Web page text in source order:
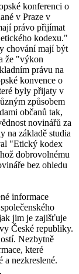
konferenci o
v Praze v
právo přijímat
kodexu."
chování mají být
že "výkon
právu na
konvence o
byly přijaty v
způsobem
občanů tak,
novinářů za
na základě studia
"Etický kodex
dobrovolnému
bez ohledu
informace
jim je zajišťuje
České republiky.
Nezbytně
které
a nezkreslené.